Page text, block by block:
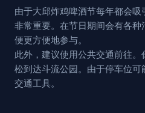
由于大邱炸鸡啤酒节每年都会
非常重要。在节日期间会有各
便更方便地参与。
此外，建议使用公共交通前往
松到达斗流公园。由于停车位
交通工具。